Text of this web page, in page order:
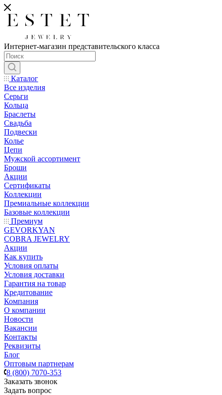
Интернет-магазин представительского класса
Каталог
Все изделия
Серьги
Кольца
Браслеты
Свадьба
Подвески
Колье
Цепи
Мужской ассортимент
Броши
Акции
Сертификаты
Коллекции
Премиальные коллекции
Базовые коллекции
Премиум
GEVORKYAN
COBRA JEWELRY
Акции
Как купить
Условия оплаты
Условия доставки
Гарантия на товар
Кредитование
Компания
О компании
Новости
Вакансии
Контакты
Реквизиты
Блог
Оптовым партнерам
8 (800) 7070-353
Заказать звонок
Задать вопрос